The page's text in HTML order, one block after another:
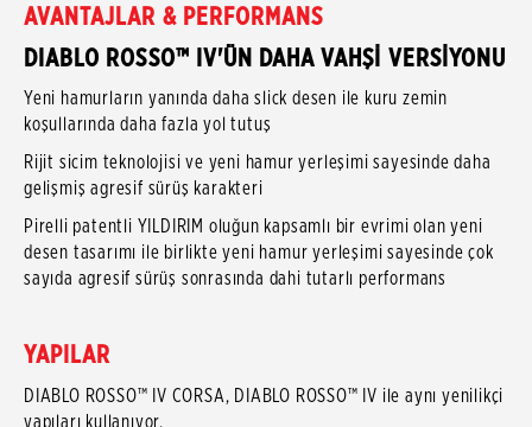
AVANTAJLAR & PERFORMANS
DIABLO ROSSO™ IV'ÜN DAHA VAHŞİ VERSİYONU
Yeni hamurların yanında daha slick desen ile kuru zemin
koşullarında daha fazla yol tutuş
Rijit sicim teknolojisi ve yeni hamur yerleşimi sayesinde daha
gelişmiş agresif sürüş karakteri
Pirelli patentli YILDIRIM oluğun kapsamlı bir evrimi olan yeni
desen tasarımı ile birlikte yeni hamur yerleşimi sayesinde çok
sayıda agresif sürüş sonrasında dahi tutarlı performans
YAPILAR
DIABLO ROSSO™ IV CORSA, DIABLO ROSSO™ IV ile aynı yenilikçi
yapıları kullanıyor.